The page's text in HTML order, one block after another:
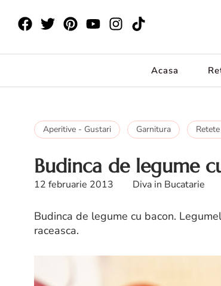
Acasa
Aperitive - Gustari Garnitura
Budinca de legume
12 februarie 2013 Diva in Bucatarie
Budinca de legume cu bacon.
raceasca.